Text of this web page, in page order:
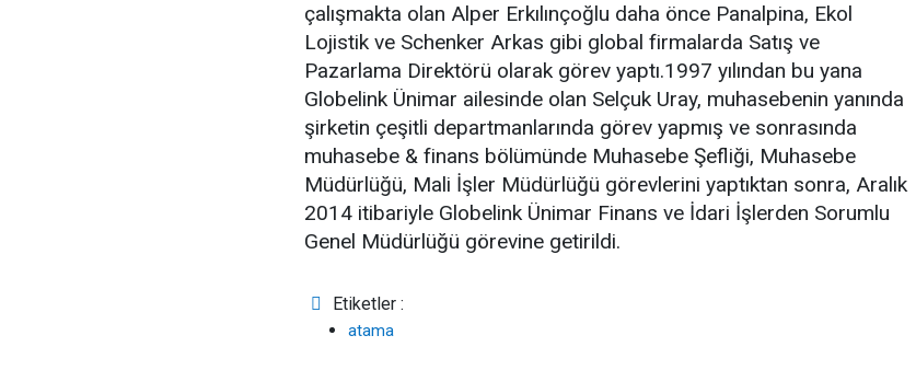
çalışmakta olan Alper Erkılınçoğlu daha önce Panalpina, Ekol
Lojistik ve Schenker Arkas gibi global firmalarda Satış ve
Pazarlama Direktörü olarak görev yaptı.1997 yılından bu yana
Globelink Ünimar ailesinde olan Selçuk Uray, muhasebenin yanında
şirketin çeşitli departmanlarında görev yapmış ve sonrasında
muhasebe & finans bölümünde Muhasebe Şefliği, Muhasebe
Müdürlüğü, Mali İşler Müdürlüğü görevlerini yaptıktan sonra, Aralık
2014 itibariyle Globelink Ünimar Finans ve İdari İşlerden Sorumlu
Genel Müdürlüğü görevine getirildi.
Etiketler :
atama